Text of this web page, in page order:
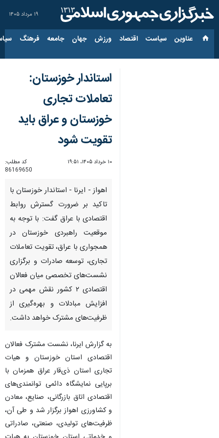
۱۹ مرداد ۱۴۰۵
عناوین‌ سیاست اقتصاد ورزش جهان جامعه فرهنگ
استاندار خوزستان:
تعاملات تجاری
خوزستان و عراق باید
تقویت شود
۱۰ خرداد ۱۴۰۵، ۱۹:۵۱
کد مطلب:
86169650
اهواز - ایرنا - استاندار خوزستان با
تاکید بر ضرورت گسترش روابط
اقتصادی با عراق گفت: با توجه به
موقعیت راهبردی خوزستان در
همجواری با عراق، تقویت تعاملات
تجاری، توسعه صادرات و برگزاری
نشست‌های تخصصی میان فعالان
اقتصادی ۲ کشور نقش مهمی در
افزایش مبادلات و بهره‌گیری از
ظرفیت‌های مشترک خواهد داشت.
به گزارش ایرنا، نشست مشترک فعالان
اقتصادی استان خوزستان و هیات
تجاری استان ذی‌قار عراق همزمان با
برپایی نمایشگاه دائمی توانمندی‌های
اقتصادی اتاق بازرگانی، صنایع، معادن
و کشاورزی اهواز برگزار شد و طی آن،
ظرفیت‌های تولیدی، صنعتی، صادراتی